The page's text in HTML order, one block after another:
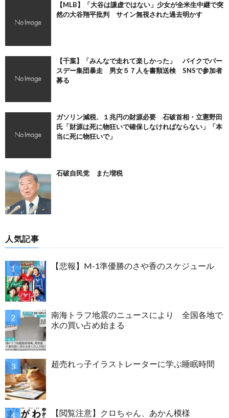
【MLB】「大谷は謙虚ではない」少女が全米生中継で突
然の大谷翔平批判 サイン無視された過去明かす
【千葉】「みんなで走れて楽しかった」 バイクでバー
スデー集団暴走 男女５７人を書類送検 SNSで参加者
募る
ガソリン減税、１兆円の財源必要 石破首相・立憲野田
氏「財源は死に物狂いで確保しなければならない」「本
当に死に物狂いで」
石破自民党 また増税
人気記事
【悲報】M-1準優勝のさや香のスケジュール
南海トラフ地震のニュースにより 全国各地で
水の買い占め始まる
超売れっ子イラストレーターに学ぶ睡眠時間
【閲覧注意】クロちゃん、あかん模様